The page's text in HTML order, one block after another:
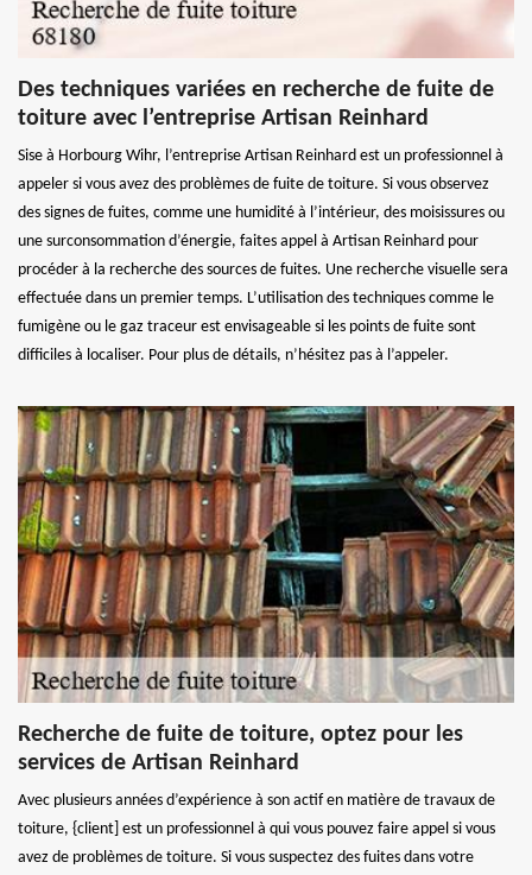
Des techniques variées en recherche de fuite de
toiture avec l’entreprise Artisan Reinhard
Sise à Horbourg Wihr, l’entreprise Artisan Reinhard est un professionnel à
appeler si vous avez des problèmes de fuite de toiture. Si vous observez
des signes de fuites, comme une humidité à l’intérieur, des moisissures ou
une surconsommation d’énergie, faites appel à Artisan Reinhard pour
procéder à la recherche des sources de fuites. Une recherche visuelle sera
effectuée dans un premier temps. L’utilisation des techniques comme le
fumigène ou le gaz traceur est envisageable si les points de fuite sont
difficiles à localiser. Pour plus de détails, n’hésitez pas à l’appeler.
Recherche de fuite de toiture, optez pour les
services de Artisan Reinhard
Avec plusieurs années d’expérience à son actif en matière de travaux de
toiture, {client] est un professionnel à qui vous pouvez faire appel si vous
avez de problèmes de toiture. Si vous suspectez des fuites dans votre